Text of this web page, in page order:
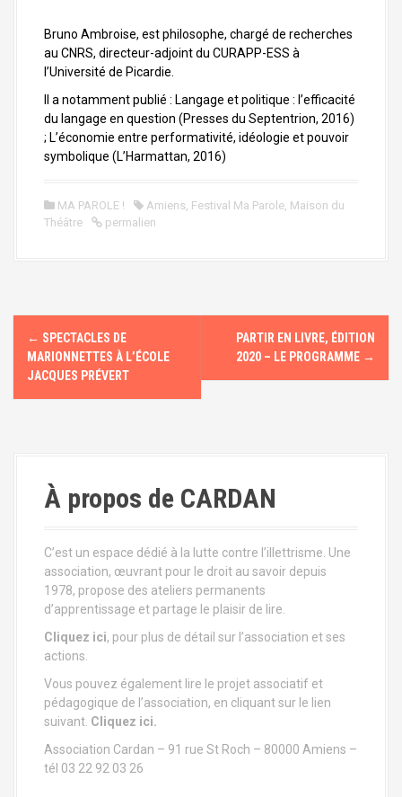
Bruno Ambroise, est philosophe, chargé de recherches
au CNRS, directeur-adjoint du CURAPP-ESS à
l’Université de Picardie.
Il a notamment publié : Langage et politique : l’efficacité
du langage en question (Presses du Septentrion, 2016)
; L’économie entre performativité, idéologie et pouvoir
symbolique (L’Harmattan, 2016)
MA PAROLE ! Amiens, Festival Ma Parole, Maison du
Théâtre
permalien
N
v
← SPECTACLES DE
MARIONNETTES À L’ÉCOLE
JACQUES PRÉVERT
PARTIR EN LIVRE, ÉDITION
2020 – LE PROGRAMME →
À propos de CARDAN
C’est un espace dédié à la lutte contre l’illettrisme. Une
association, œuvrant pour le droit au savoir depuis
1978, propose des ateliers permanents
d’apprentissage et partage le plaisir de lire.
Cliquez ici, pour plus de détail sur l’association et ses
actions.
Vous pouvez également lire le projet associatif et
pédagogique de l’association, en cliquant sur le lien
suivant. Cliquez ici.
Association Cardan – 91 rue St Roch – 80000 Amiens –
tél 03 22 92 03 26